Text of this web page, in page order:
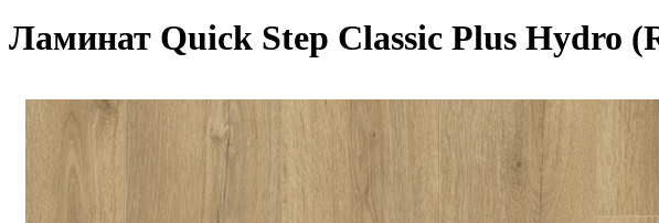
Ламинат Quick Step Classic Plus Hydro